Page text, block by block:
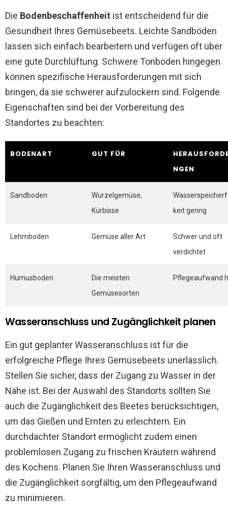
Die Bodenbeschaffenheit ist entscheidend für die
Gesundheit Ihres Gemüsebeets. Leichte Sandböden
lassen sich einfach bearbeitern und verfügen oft über
eine gute Durchlüftung. Schwere Tonböden hingegen
können spezifische Herausforderungen mit sich
bringen, da sie schwerer aufzulockern sind. Folgende
Eigenschaften sind bei der Vorbereitung des
Standortes zu beachten:
BODENART GUT FÜR
NGEN
Sandboden
Wurzelgemüse,
Kürbisse
keit gering
Lehmboden Gemüse aller Art
Schwer und oft
verdichtet
Humusboden
Die meisten
Gemüsesorten
Pflegeaufwand
Wasseranschluss und Zugänglichkeit planen
Ein gut geplanter Wasseranschluss ist für die
erfolgreiche Pflege Ihres Gemüsebeets unerlässlich.
Stellen Sie sicher, dass der Zugang zu Wasser in der
Nähe ist. Bei der Auswahl des Standorts sollten Sie
auch die Zugänglichkeit des Beetes berücksichtigen,
um das Gießen und Ernten zu erleichtern. Ein
durchdachter Standort ermöglicht zudem einen
problemlosen Zugang zu frischen Kräutern während
des Kochens. Planen Sie Ihren Wasseranschluss und
die Zugänglichkeit sorgfältig, um den Pflegeaufwand
zu minimieren.